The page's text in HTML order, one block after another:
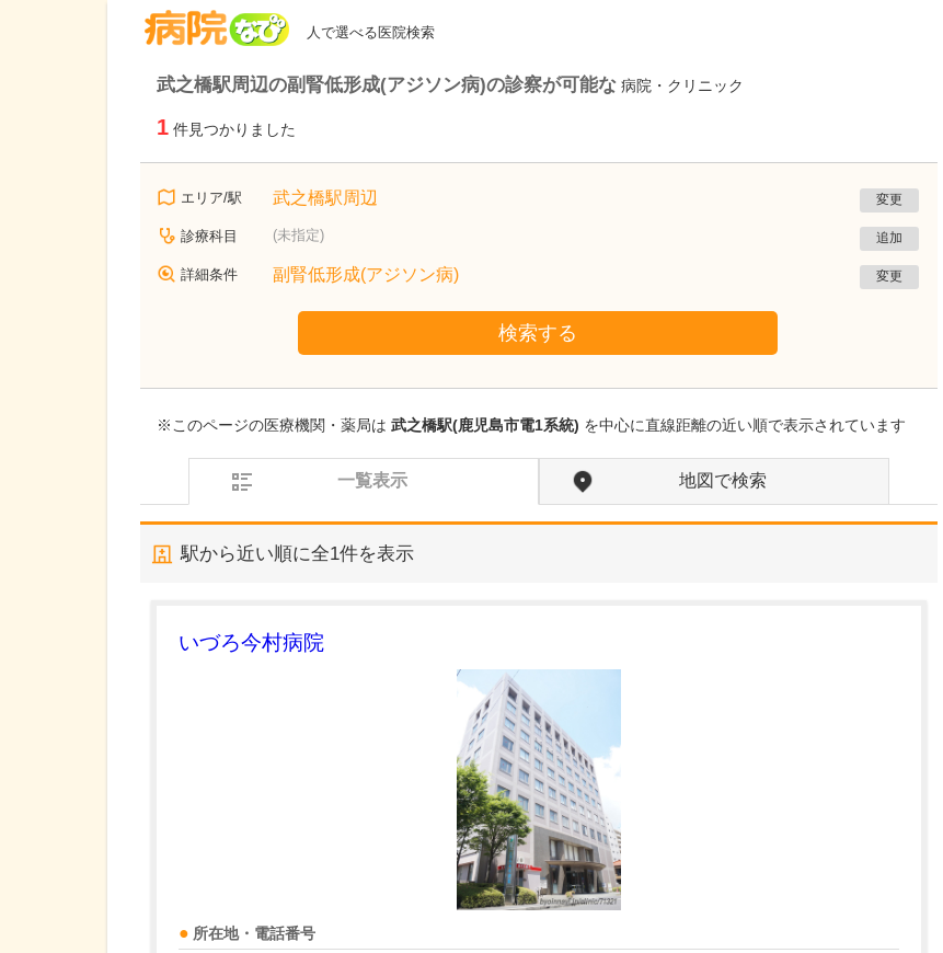
人で選べる医院検索
武之橋駅周辺の副腎低形成(アジソン病)の診察が可能な 病院・クリニック
1 件見つかりました
エリア/駅 武之橋駅周辺 変更
診療科目 (未指定) 追加
詳細条件 副腎低形成(アジソン病) 変更
検索する
※このページの医療機関・薬局は 武之橋駅(鹿児島市電1系統) を中心に直線距離の近い順で表示されています
一覧表示 地図で検索
駅から近い順に全1件を表示
いづろ今村病院
所在地・電話番号
広島県広島市西区
むらき小児科
村木先生のご専門である小児神経について教え
小児神経科は、てんかん